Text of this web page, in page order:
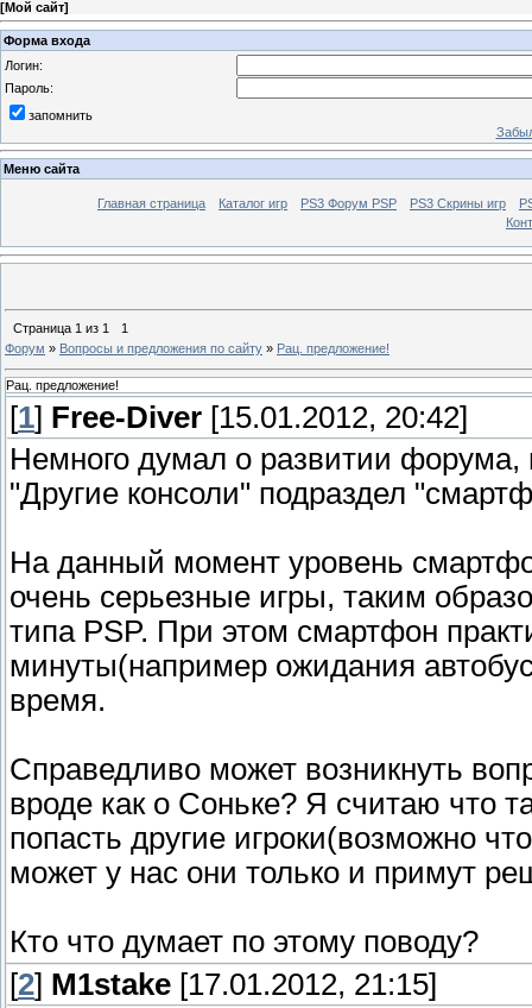
[Мой сайт]
Форма входа
Логин:
Пароль:
запомнить
Меню сайта
Главная страница Каталог игр PS3 Форум PSP PS3 Cкрины игр
Страница 1 из 1
1
Форум » Вопросы и предложения по сайту » Рац. предложение!
Рац. предложение!
[1] Free-Diver [15.01.2012, 20:42]
Немного думал о развитии форума,
"Другие консоли" подраздел
На данный момент уровень
очень серьезные игры, таким
типа PSP. При этом смартфон
минуты(например ожидания
время.
Справедливо может возникнуть
вроде как о Соньке? Я считаю что
попасть другие игроки(возможно
может у нас они только и примут
Кто что думает по этому поводу?
[2] M1stake [17.01.2012, 21:15]